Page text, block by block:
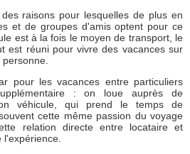
raisons pour lesquelles de plus en
et de groupes d'amis optent pour ce
est à la fois le moyen de transport, le
est réuni pour vivre des vacances sur
pour les vacances entre particuliers
: on loue auprès de
véhicule, qui prend le temps de
cette même passion du voyage
relation directe entre locataire et